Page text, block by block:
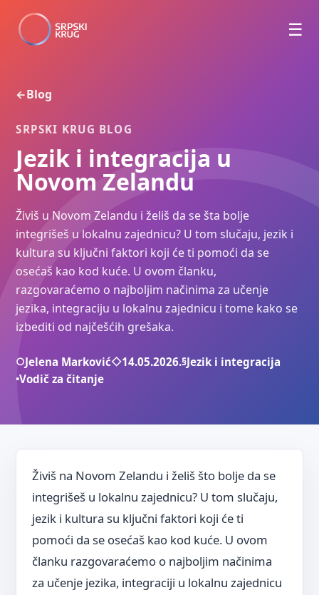
☰
←Blog
SRPSKI KRUG BLOG
Jezik i integracija u
Novom Zelandu
Živiš u Novom Zelandu i želiš da se šta bolje
integrišeš u lokalnu zajednicu? U tom slučaju, jezik i
kultura su ključni faktori koji će ti pomoći da se
osećaš kao kod kuće. U ovom članku,
razgovaraćemo o najboljim načinima za učenje
jezika, integraciju u lokalnu zajednicu i tome kako se
izbediti od najčešćih grešaka.
○Jelena Marković◇14.05.2026.§Jezik i integracija
•Vodič za čitanje
Živiš na Novom Zelandu i želiš što bolje da se
integrišeš u lokalnu zajednicu? U tom slučaju,
jezik i kultura su ključni faktori koji će ti
pomoći da se osećaš kao kod kuće. U ovom
članku razgovaraćemo o najboljim načinima
za učenje jezika, integraciji u lokalnu zajednicu